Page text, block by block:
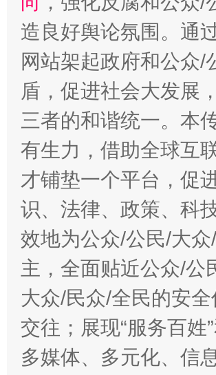
造良好舆论氛围。通
网站架起政府和公众/
盾，促进社会大发展
三者的和谐统一。本
有生力，借助全球互
才铺垫一个平台，促
识、法律、政策、科
效地为公众/公民/大
主，全面贴近公众/公
大众/民众/全民的安
交往；展现“服务百姓
多媒体、多元化、信